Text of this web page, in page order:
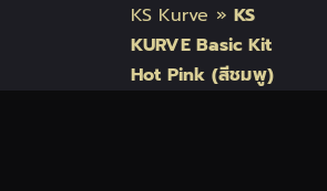
สินค้า Kardinal Stick
KS Kurve »KS
KURVE Basic Kit
Hot Pink (สีชมพู)